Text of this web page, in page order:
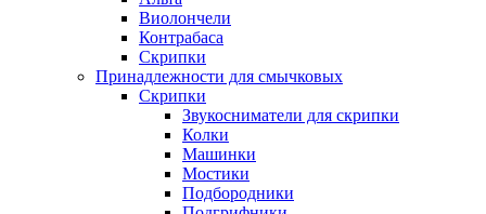
Виолончели
Контрабаса
Скрипки
Принадлежности для смычковых
Скрипки
Звукосниматели для скрипки
Колки
Машинки
Мостики
Подбородники